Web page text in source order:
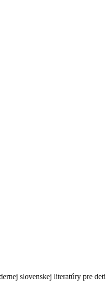
slovenskej literatúry pre deti